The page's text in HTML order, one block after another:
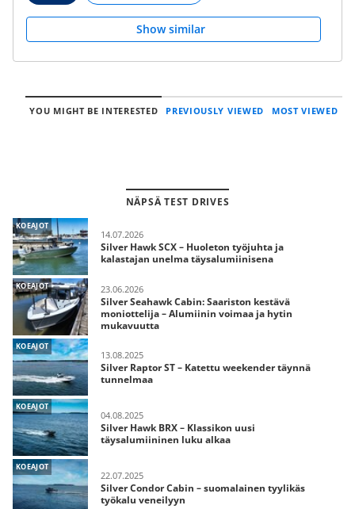
Show similar
YOU MIGHT BE INTERESTED PREVIOUSLY VIEWED MOST VIEWED
NÄPSÄ TEST DRIVES
KOEAJOT
14.07.2026
Silver Hawk SCX – Huoleton työjuhta ja
kalastajan unelma täysalumiinisena
KOEAJOT 23.06.2026
Silver Seahawk Cabin: Saariston kestävä
moniottelija – Alumiinin voimaa ja hytin
mukavuutta
KOEAJOT
13.08.2025
Silver Raptor ST – Katettu weekender täynnä
tunnelmaa
KOEAJOT
04.08.2025
Silver Hawk BRX – Klassikon uusi
täysalumiininen luku alkaa
KOEAJOT
22.07.2025
Silver Condor Cabin – suomalainen tyylikäs
työkalu veneilyyn